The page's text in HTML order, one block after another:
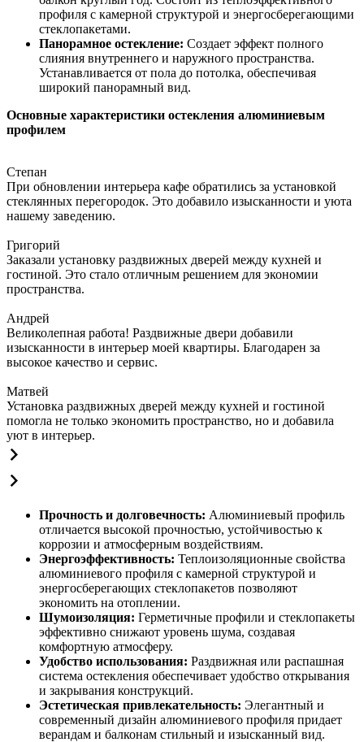
профиля с камерной структурой и энергосберегающими
стеклопакетами.
Панорамное остекление: Создает эффект полного
слияния внутреннего и наружного пространства.
Устанавливается от пола до потолка, обеспечивая
широкий панорамный вид.
Основные характеристики остекления алюминиевым
профилем
Степан
При обновлении интерьера кафе обратились за установкой
стеклянных перегородок. Это добавило изысканности и уюта
нашему заведению.
Григорий
Заказали установку раздвижных дверей между кухней и
гостиной. Это стало отличным решением для экономии
пространства.
Андрей
Великолепная работа! Раздвижные двери добавили
изысканности в интерьер моей квартиры. Благодарен за
высокое качество и сервис.
Матвей
Установка раздвижных дверей между кухней и гостиной
помогла не только экономить пространство, но и добавила
уют в интерьер.
Прочность и долговечность: Алюминиевый профиль
отличается высокой прочностью, устойчивостью к
коррозии и атмосферным воздействиям.
Энергоэффективность: Теплоизоляционные свойства
алюминиевого профиля с камерной структурой и
энергосберегающих стеклопакетов позволяют
экономить на отоплении.
Шумоизоляция: Герметичные профили и стеклопакеты
эффективно снижают уровень шума, создавая
комфортную атмосферу.
Удобство использования: Раздвижная или распашная
система остекления обеспечивает удобство открывания
и закрывания конструкций.
Эстетическая привлекательность: Элегантный и
современный дизайн алюминиевого профиля придает
верандам и балконам стильный и изысканный вид.